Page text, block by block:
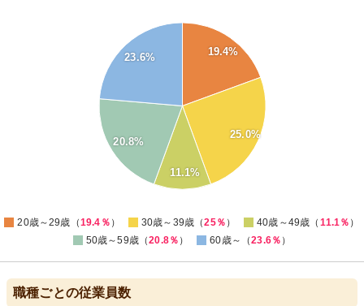
19.4%
25.0%
11.1%
20.8%
23.6%
20歳～29歳（19.4％ ） 30歳～39歳（25％ ） 40歳～49歳（ 11.1％ ）
50歳～59歳（20.8％ ） 60歳～（23.6％ ）
職種ごとの従業員数